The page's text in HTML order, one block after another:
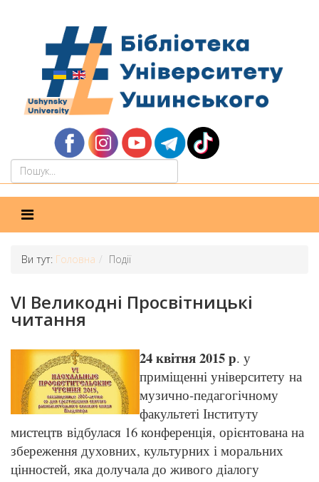
Ви тут: Головна Події
VI Великодні Просвітницькі
читання
24 квітня 2015 р. у
приміщенні університету на
музично-педагогічному
факультеті Інституту
мистецтв відбулася 16 конференція, орієнтована на
збереження духовних, культурних і моральних
цінностей, яка долучала до живого діалогу